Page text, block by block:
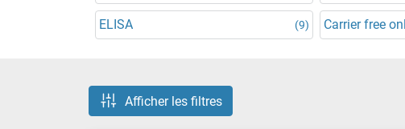
ELISA (9) Carrier free
Afficher les filtres